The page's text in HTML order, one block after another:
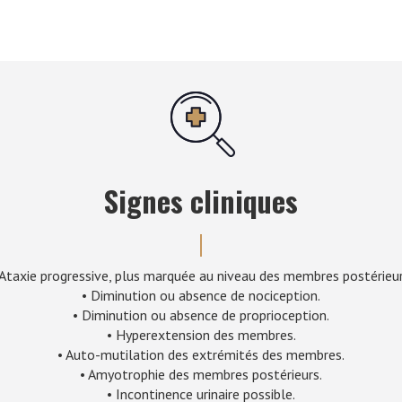
Signes cliniques
progressive, plus marquée au niveau des membres
• Diminution ou absence de nociception.
• Diminution ou absence de proprioception.
• Hyperextension des membres.
• Auto-mutilation des extrémités des membres.
• Amyotrophie des membres postérieurs.
• Incontinence urinaire possible.